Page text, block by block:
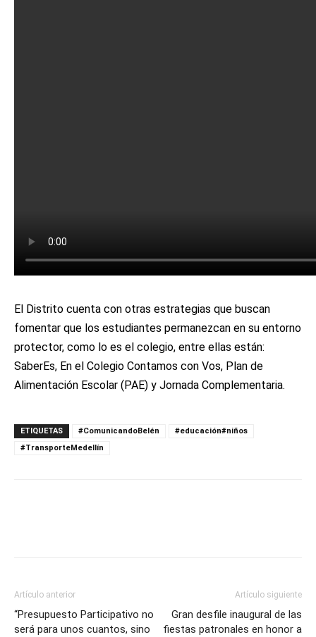
El Distrito cuenta con otras estrategias que buscan
fomentar que los estudiantes permanezcan en su entorno
protector, como lo es el colegio, entre ellas están:
SaberEs, En el Colegio Contamos con Vos, Plan de
Alimentación Escolar (PAE) y Jornada Complementaria.
ETIQUETAS #ComunicandoBelén
#educación#niños
#TransporteMedellín
Artículo anterior
“Presupuesto Participativo no
será para unos cuantos, sino
Artículo siguiente
Gran desfile inaugural de las
fiestas patronales en honor a